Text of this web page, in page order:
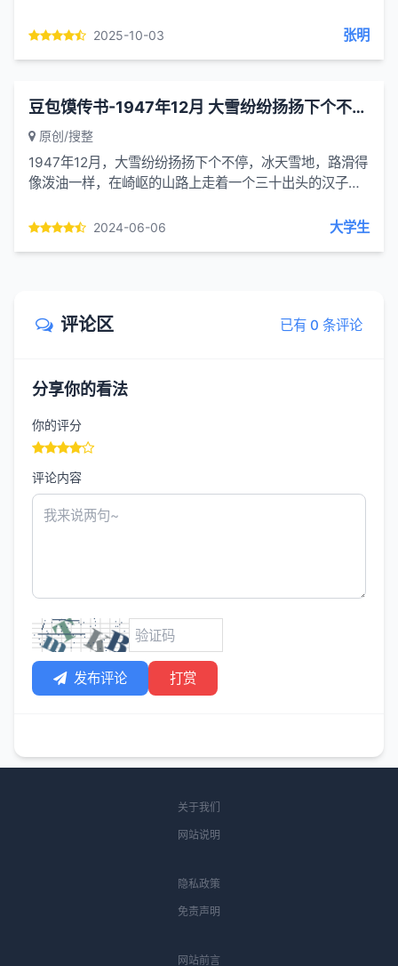
后来如浪潮...2025-10-03 张明
豆包馍传书-1947年12月 大雪纷纷扬扬下个不停 冰天雪地
原创/搜整
1947年12月，大雪纷纷扬扬下个不停，冰天雪地，路滑得
像泼油一样，在崎岖的山路上走着一个三十出头的汉子，
颠地来到抱犊...2024-06-06 大学生
评论区 已有 0 条评论
分享你的看法
你的评分
评论内容
发布评论 打赏
关于我们
网站说明
隐私政策
免责声明
网站前言